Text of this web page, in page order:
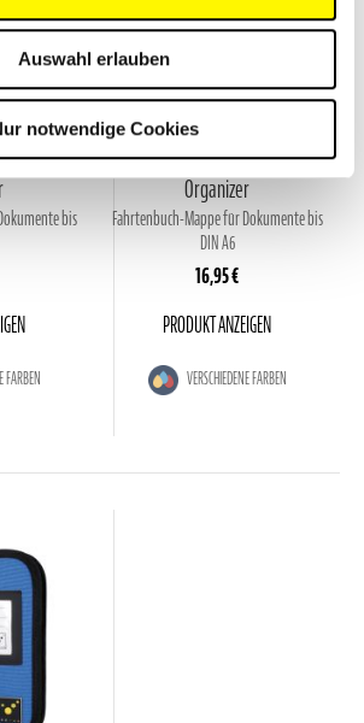
Auswahl erlauben
notwendige Cookies
bis
FARBEN
DRIVE
Organizer
Fahrtenbuch-Mappe für Dokumente bis
DIN A6
16,95 €
PRODUKT ANZEIGEN
VERSCHIEDENE FARBEN